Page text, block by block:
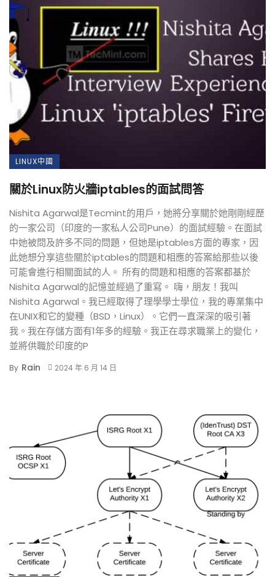
LINUX中國
關於Linux防火牆iptables的面試問答
Nishita Agarwal是Tecmint的用戶，她將分享關於她剛剛經歷
的一家公司（印度的一家私人公司Pune）的面試經驗。在面試
中她被問及許多不同的問題，但她是iptables方面的專家，因
此她想分享這些關於iptables的問題和相應的答案給那些以後
可能會進行相關面試的人。 所有的問題和相應的答案都基於
Nishita Agarwal的記憶並經過了重寫。 嗨，朋友！我叫
Nishita Agarwal。我已經取得了理學學士學位，我的專業集中
在UNIX和它的變種（BSD，Linux）。它們一直深深的吸引著
我。我在存儲方面有1年多的經驗。我正在尋求職業上的變化，
並將供職於印度的P
By Rain 2024 年 6 月 14 日